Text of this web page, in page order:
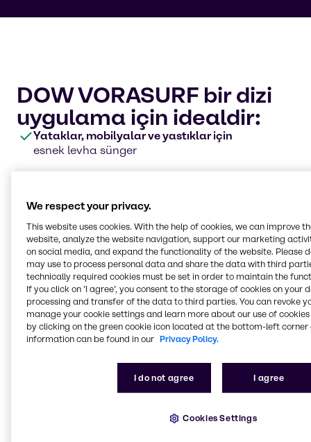
DOW VORASURF bir dizi
uygulama için idealdir:
Yataklar, mobilyalar ve yastıklar için
esnek levha sünger
kalıplanmış köpük
Soğuk zincir,
inşaat ve taşımacılık sektörlerinde kullanılan
sert köpük
Ayakkabı,
entegre kaplamalar, mekanik köpük ve elektrikli
araç (EV) bataryalarında kullanılan mikro
hücresel köpük
We respect your privacy.
This website uses cookies. With the help of cookies, we can improve
website, analyze the website navigation, support our marketing
on social media, and expand the functionality of the website. Please
may use to process personal data and share the data with third
technically required cookies must be set in order to maintain the
If you click on ’I agree’, you consent to the storage of cookies on your
processing and transfer of the data to third parties. You can revoke
manage your cookie settings and learn more about our use of cookies
by clicking on the green cookie icon located at the bottom-left corner
information can be found in our Privacy Policy.
I do not agree I agree
Cookies Settings